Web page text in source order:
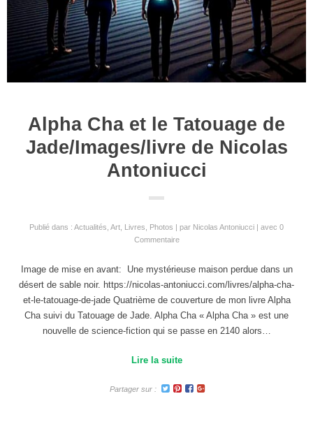
Alpha Cha et le Tatouage de
Jade/Images/livre de Nicolas
Antoniucci
Publié dans : Actualités Art Livres Photos par Nicolas Antoniucci avec 0
Commentaire
Image de mise en avant: Une mystérieuse maison perdue dans un
désert de sable noir. https://nicolas-antoniucci.com/livres/alpha-cha-
et-le-tatouage-de-jade Quatrième de couverture de mon livre Alpha
Cha suivi du Tatouage de Jade. Alpha Cha « Alpha Cha » est une
nouvelle de science-fiction qui se passe en 2140 alors…
Lire la suite
Partager sur :